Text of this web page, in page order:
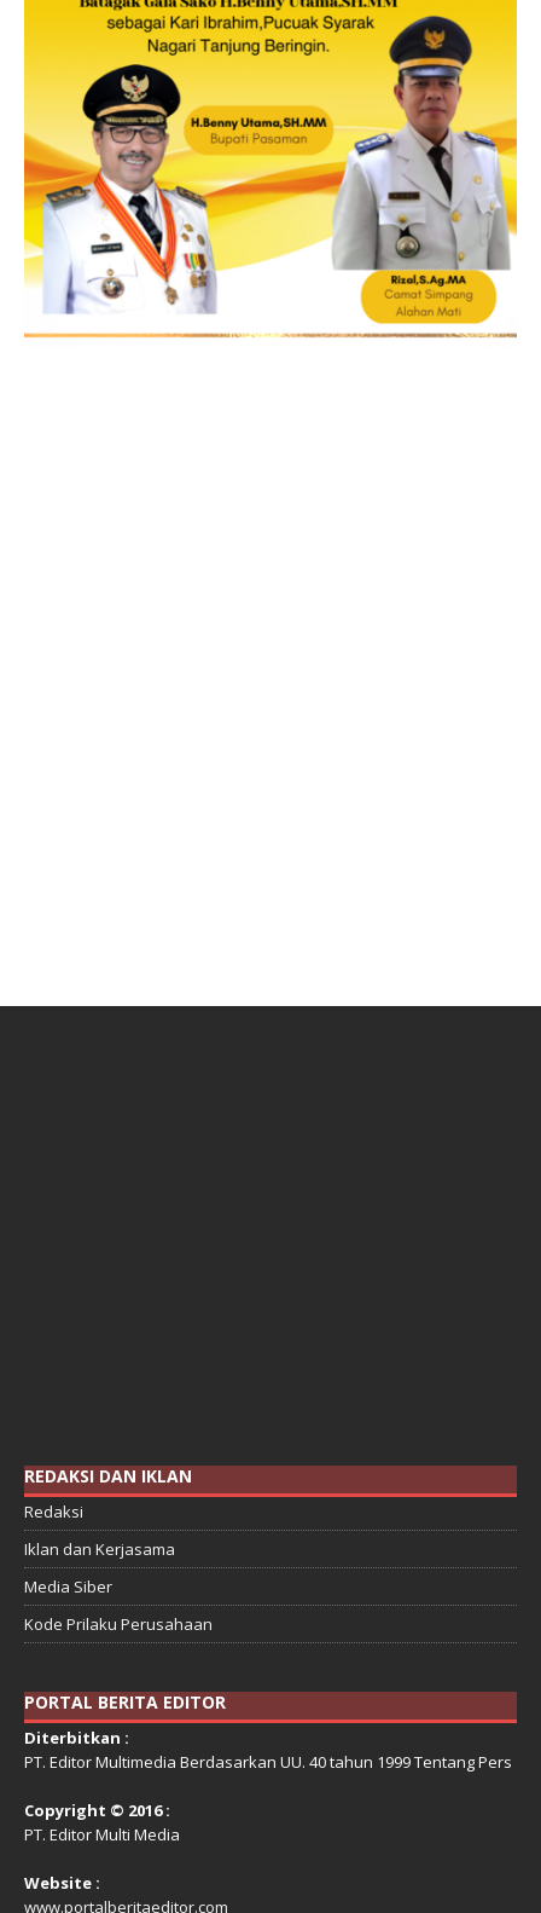
REDAKSI DAN IKLAN
Redaksi
Iklan dan Kerjasama
Media Siber
Kode Prilaku Perusahaan
PORTAL BERITA EDITOR
Diterbitkan :
PT. Editor Multimedia Berdasarkan UU. 40 tahun 1999 Tentang Pers
Copyright © 2016 :
PT. Editor Multi Media
Website :
www.portalberitaeditor.com